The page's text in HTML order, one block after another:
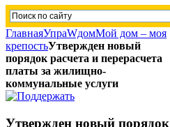
ГлавнаяУпраWдомМой дом – моя
крепостьУтвержден новый
порядок расчета и перерасчета
платы за жилищно-
коммунальные услуги
Утвержден новый порядок